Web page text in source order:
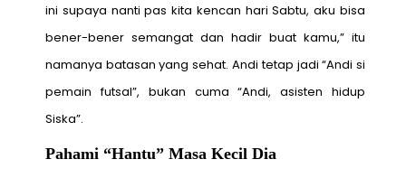
ini supaya nanti pas kita kencan hari Sabtu, aku bisa
bener-bener semangat dan hadir buat kamu,” itu
namanya batasan yang sehat. Andi tetap jadi “Andi si
pemain futsal”, bukan cuma “Andi, asisten hidup
Siska”.
Pahami “Hantu” Masa Kecil Dia